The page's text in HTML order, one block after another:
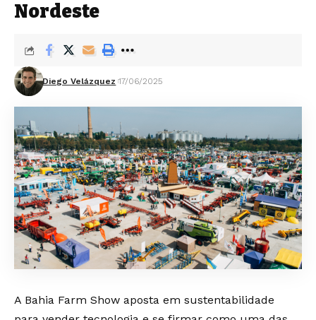
Nordeste
Diego Velázquez 17/06/2025
A Bahia Farm Show aposta em sustentabilidade